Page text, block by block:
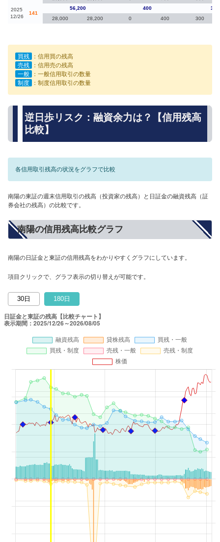
2025
12/26
141
56,200 400
28,000
28,200 0 400 300
買残
：信用買の残高
売残
：信用売の残高
一般
：一般信用取引の数量
制度
：制度信用取引の数量
逆日歩リスク：融資余力は？【信用残高
比較】
各信用取引残高の状況をグラフで比較
南陽の東証の週末信用取引の残高（投資家の残高）と日証金の融資残高（証
券会社の残高）の比較です。
南陽の信用残高比較グラフ
南陽の日証金と東証の信用残高をわかりやすくグラフにしています。
項目クリックで、グラフ表示の切り替えが可能です。
30日 180日